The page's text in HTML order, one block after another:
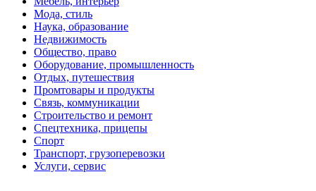
Мода, стиль
Наука, образование
Недвижимость
Общество, право
Оборудование, промышленность
Отдых, путешествия
Промтовары и продукты
Связь, коммуникации
Строительство и ремонт
Спецтехника, прицепы
Спорт
Транспорт, грузоперевозки
Услуги, сервис